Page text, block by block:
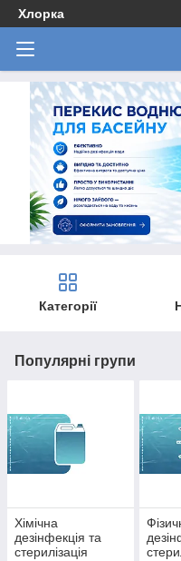
Хлорка
Категорії
Популярні групи
Хімічна
дезінфекція та
стерилізація